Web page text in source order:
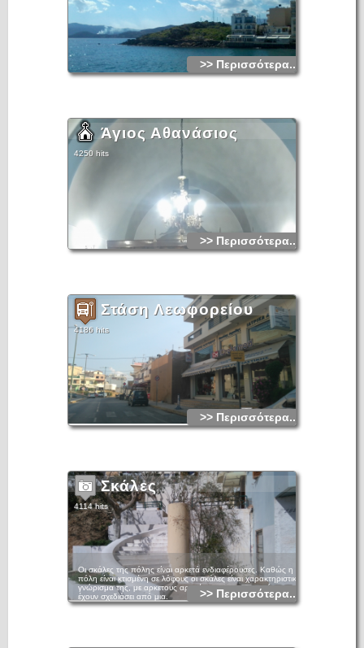
>> Περισσότερα...
Άγιος Αθανάσιος
4250 hits
>> Περισσότερα...
Στάση Λεωφορείου
4186 hits
>> Περισσότερα...
Σκάλες
4114 hits
Οι σκάλες της πόλης είναι αρκετά ενδιαφέρουσες. Καθώς η
πόλη είναι κτισμένη σε λόφους οι σκάλες είναι χαρακτηριστικό
γνώρισμα της, με αρκετους αρχιτέκτονες της περιοχής να
έχουν σχεδιάσει από μια.
>> Περισσότερα...